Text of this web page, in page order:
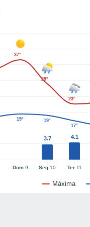
Máxima
Dom9 Seg 10 Ter11
3.7 4.1
37°
29°
23°
19°
19°
17°